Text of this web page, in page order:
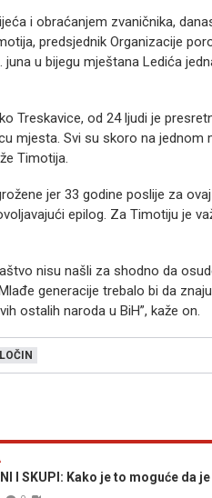
i obraćanjem zvaničnika,
predsjednik Organizacije
juna u bijegu mještana Ledića
Treskavice, od 24 ljudi je
mjesta. Svi su skoro na
Timotija.
jer 33 godine poslije za
epilog. Za Timotiju je
nisu našli za shodno da
generacije trebalo bi da
ostalih naroda u BiH”, kaže on.
I SKUPI: Kako je to moguće da